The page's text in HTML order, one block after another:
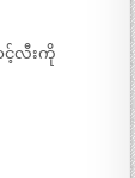
င့်လီးကို